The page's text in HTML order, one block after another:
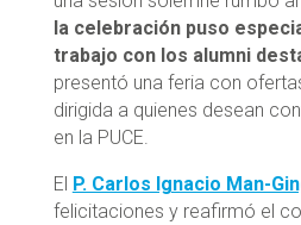
la celebración puso
trabajo con los alumni
presentó una feria con
dirigida a quienes desean
en la PUCE.
El P. Carlos Ignacio Man-
felicitaciones y reafirmó el